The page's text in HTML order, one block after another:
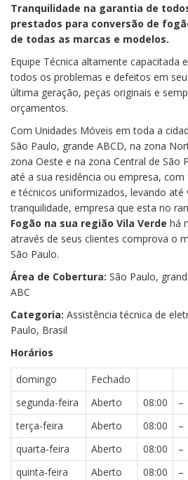
Tranquilidade na garantia de
prestados para conversão de
de todas as marcas e modelos.
Equipe Técnica altamente capacitada
todos os problemas e defeitos em seu
última geração, peças originais e
orçamentos.
Com Unidades Móveis em toda a
São Paulo, grande ABCD, na zona
zona Oeste e na zona Central de São
até a sua residência ou empresa,
e técnicos uniformizados, levando até
tranquilidade, empresa que esta no
Fogão na sua região Vila Verde há
através de seus clientes comprova o
São Paulo.
Área de Cobertura: São Paulo,
ABC
Categoria: Assistência técnica de
Paulo, Brasil
Horários
domingo
Fechado
segunda-feira
Aberto 08:00 –
terça-feira
Aberto 08:00 –
quarta-feira
Aberto 08:00 –
quinta-feira
Aberto 08:00 –